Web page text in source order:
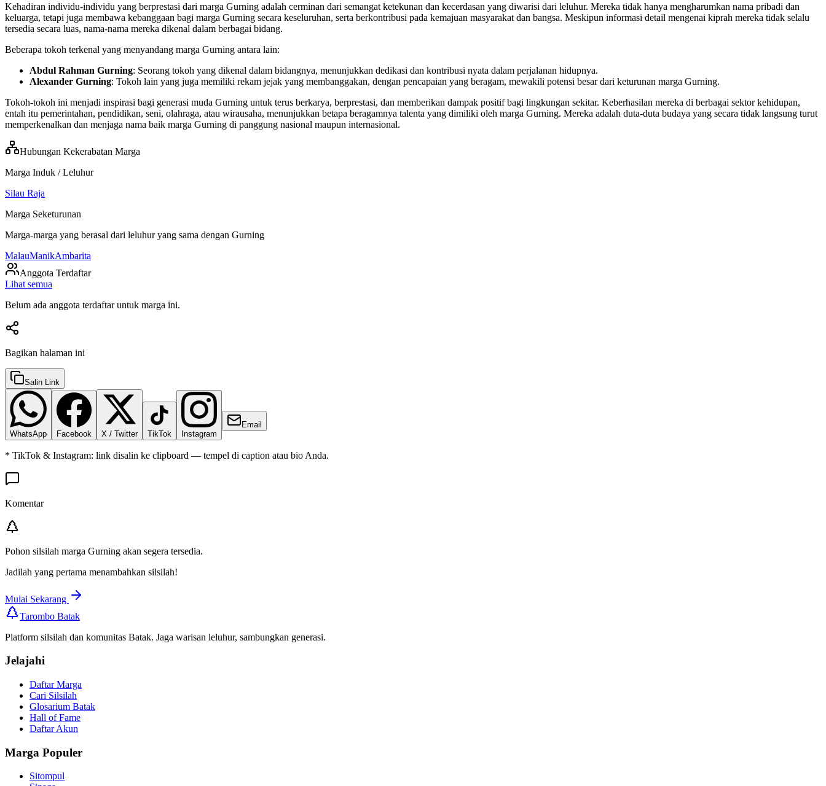
Kehadiran individu-individu yang berprestasi dari marga Gurning adalah cerminan dari semangat ketekunan dan kecerdasan yang diwarisi dari leluhur. Mereka tidak hanya mengharumkan nama pribadi dan
keluarga, tetapi juga membawa kebanggaan bagi marga Gurning secara keseluruhan, serta berkontribusi pada kemajuan masyarakat dan bangsa. Meskipun informasi detail mengenai kiprah mereka tidak selalu
tersedia secara luas, nama-nama mereka dikenal dalam berbagai bidang.
Beberapa tokoh terkenal yang menyandang marga Gurning antara lain:
Abdul Rahman Gurning: Seorang tokoh yang dikenal dalam bidangnya, menunjukkan dedikasi dan kontribusi nyata dalam perjalanan hidupnya.
Alexander Gurning: Tokoh lain yang juga memiliki rekam jejak yang membanggakan, dengan pencapaian yang beragam, mewakili potensi besar dari keturunan marga Gurning.
Tokoh-tokoh ini menjadi inspirasi bagi generasi muda Gurning untuk terus berkarya, berprestasi, dan memberikan dampak positif bagi lingkungan sekitar. Keberhasilan mereka di berbagai sektor kehidupan,
entah itu pemerintahan, pendidikan, seni, olahraga, atau wirausaha, menunjukkan betapa beragamnya talenta yang dimiliki oleh marga Gurning. Mereka adalah duta-duta budaya yang secara tidak langsung turut
memperkenalkan dan menjaga nama baik marga Gurning di panggung nasional maupun internasional.
Hubungan Kekerabatan Marga
Marga Induk / Leluhur
Silau Raja
Marga Seketurunan
Marga-marga yang berasal dari leluhur yang sama dengan Gurning
MalauManikAmbarita
Anggota Terdaftar
Lihat semua
Belum ada anggota terdaftar untuk marga ini.
Bagikan halaman ini
Salin Link
WhatsApp Facebook X / Twitter TikTok Instagram
Email
* TikTok & Instagram: link disalin ke clipboard — tempel di caption atau bio Anda.
Komentar
Pohon silsilah marga Gurning akan segera tersedia.
Jadilah yang pertama menambahkan silsilah!
Mulai Sekarang
Tarombo Batak
Platform silsilah dan komunitas Batak. Jaga warisan leluhur, sambungkan generasi.
Jelajahi
Daftar Marga
Cari Silsilah
Glosarium Batak
Hall of Fame
Daftar Akun
Marga Populer
Sitompul